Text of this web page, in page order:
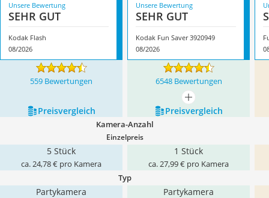
Unsere Bewertung
SEHR GUT
Kodak Flash
08/2026
Unsere Bewertung
SEHR GUT
Kodak Fun Saver 3920949
08/2026
559 Bewertungen 6548 Bewertungen
mehr anzeigen
Preis­vergleich
Preis­vergleich
Kamera-Anzahl
Einzelpreis
5 Stück
ca. 24,78 € pro Kamera
1 Stück
ca. 27,99 € pro Kamera
Typ
Partykamera
Partykamera